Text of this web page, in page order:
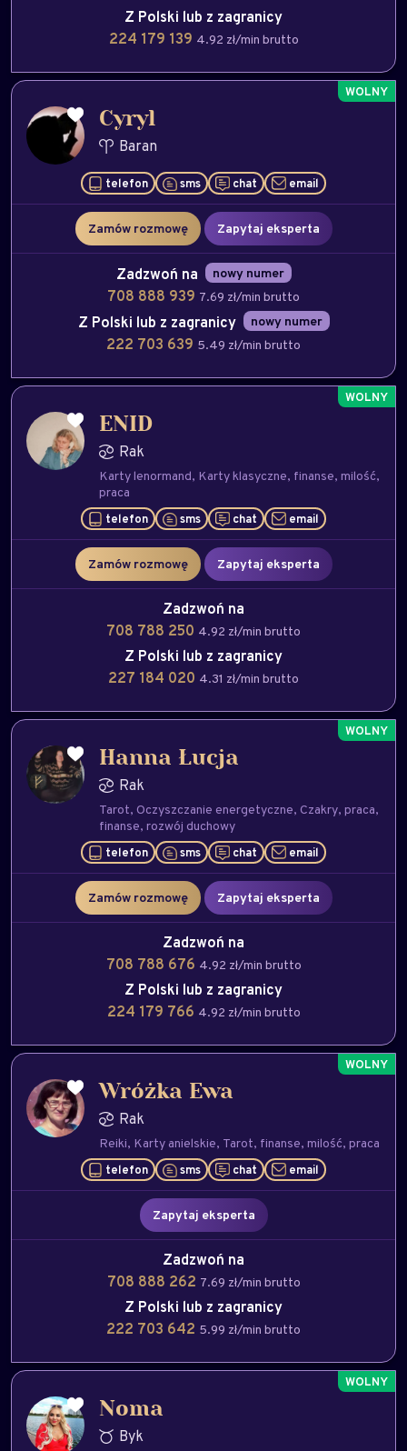
Z Polski lub z zagranicy
224 179 139 4.92 zł/min brutto
Cyryl
Baran
telefon sms chat email
Zamów rozmowę Zapytaj eksperta
Zadzwoń na nowy numer
708 888 939 7.69 zł/min brutto
Z Polski lub z zagranicy nowy numer
222 703 639 5.49 zł/min brutto
ENID
Rak
Karty lenormand Karty klasyczne finanse milość
praca
telefon sms chat email
Zamów rozmowę Zapytaj eksperta
Zadzwoń na
708 788 250 4.92 zł/min brutto
Z Polski lub z zagranicy
227 184 020 4.31 zł/min brutto
Hanna Łucja
Rak
Tarot Oczyszczanie energetyczne Czakry praca
finanse rozwój duchowy
telefon sms chat email
Zamów rozmowę Zapytaj eksperta
Zadzwoń na
708 788 676 4.92 zł/min brutto
Z Polski lub z zagranicy
224 179 766 4.92 zł/min brutto
Wróżka Ewa
Rak
Reiki Karty anielskie Tarot finanse milość praca
telefon sms chat email
Zapytaj eksperta
Zadzwoń na
708 888 262 7.69 zł/min brutto
Z Polski lub z zagranicy
222 703 642 5.99 zł/min brutto
Noma
Byk